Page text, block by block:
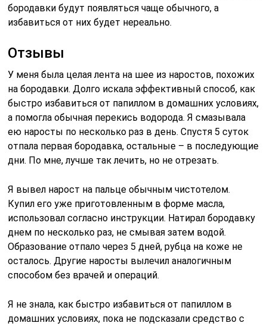
бородавки будут появляться чаще обычного, а
избавиться от них будет нереально.
Отзывы
У меня была целая лента на шее из наростов, похожих
на бородавки. Долго искала эффективный способ, как
быстро избавиться от папиллом в домашних условиях,
а помогла обычная перекись водорода. Я смазывала
ею наросты по несколько раз в день. Спустя 5 суток
отпала первая бородавка, остальные – в последующие
дни. По мне, лучше так лечить, но не отрезать.
Я вывел нарост на пальце обычным чистотелом.
Купил его уже приготовленным в форме масла,
использовал согласно инструкции. Натирал бородавку
днем по несколько раз, не смывая затем водой.
Образование отпало через 5 дней, рубца на коже не
осталось. Другие наросты вылечил аналогичным
способом без врачей и операций.
Я не знала, как быстро избавиться от папиллом в
домашних условиях, пока не подсказали средство с